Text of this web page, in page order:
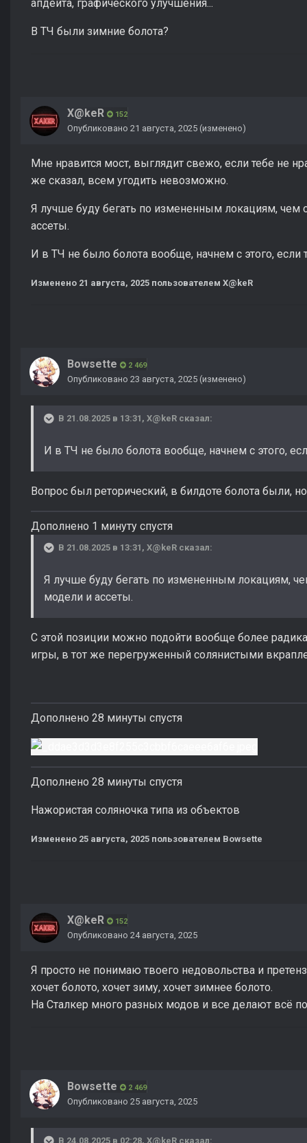
апдейта, графического улучшения...
В ТЧ были зимние болота?
X@keR 152
Опубликовано 21 августа, 2025 (изменено)
Мне нравится мост, выглядит свежо, если тебе не
же сказал, всем угодить невозможно.
Я лучше буду бегать по измененным локациям, чем
ассеты.
И в ТЧ не было болота вообще, начнем с этого, если
Изменено 21 августа, 2025 пользователем X@keR
Bowsette 2 469
Опубликовано 23 августа, 2025 (изменено)
В 21.08.2025 в 13:31, X@keR сказал:
И в ТЧ не было болота вообще, начнем с этого,
Вопрос был реторический, в билдоте болота были,
Дополнено 1 минуту спустя
В 21.08.2025 в 13:31, X@keR сказал:
Я лучше буду бегать по измененным локациям,
модели и ассеты.
С этой позиции можно подойти вообще более
игры, в тот же перегруженный солянистыми
Дополнено 28 минуты спустя
Дополнено 28 минуты спустя
Нажористая соляночка типа из объектов
Изменено 25 августа, 2025 пользователем Bowsette
X@keR 152
Опубликовано 24 августа, 2025
Я просто не понимаю твоего недовольства и
хочет болото, хочет зиму, хочет зимнее болото.
На Сталкер много разных модов и все делают всё
Bowsette 2 469
Опубликовано 25 августа, 2025
В 24.08.2025 в 02:28, X@keR сказал: